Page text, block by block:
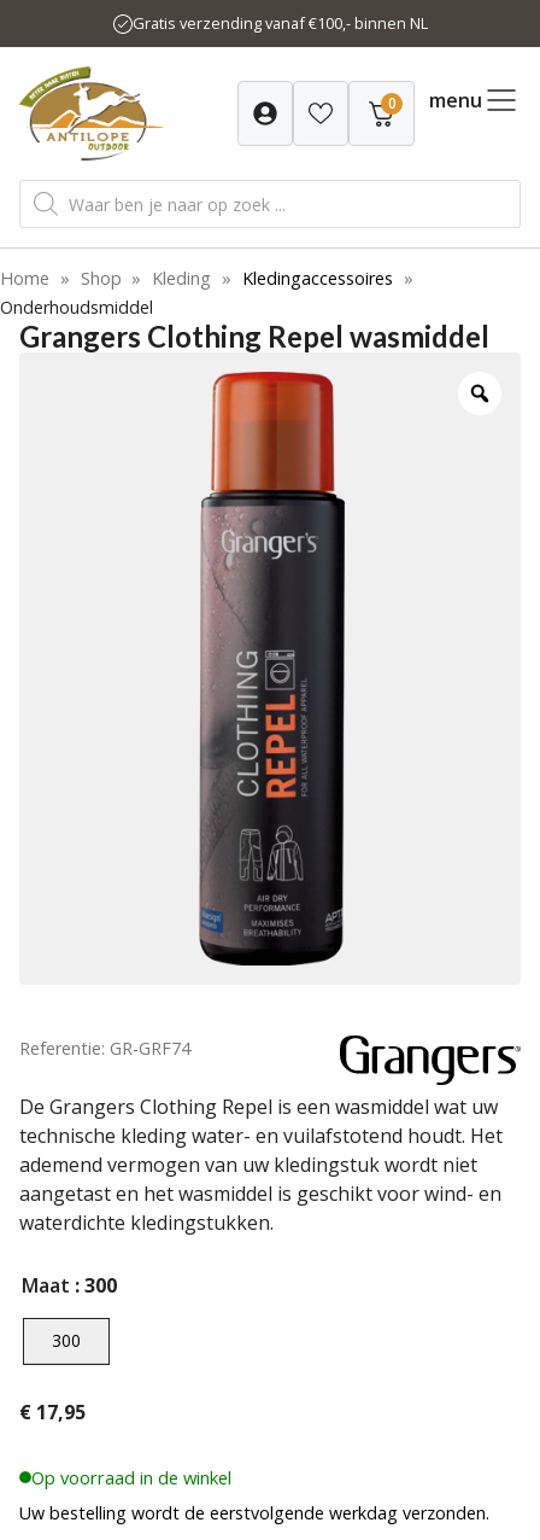
naar
inhoud
Gratis verzending vanaf €100,- binnen NL
0 menu
Producten
zoeken
Home » Shop » Kleding » Kledingaccessoires »
Onderhoudsmiddel
Grangers Clothing Repel wasmiddel
Referentie: GR-GRF74
De Grangers Clothing Repel is een wasmiddel wat uw
technische kleding water- en vuilafstotend houdt. Het
ademend vermogen van uw kledingstuk wordt niet
aangetast en het wasmiddel is geschikt voor wind- en
waterdichte kledingstukken.
Maat : 300
300
€ 17,95
Op voorraad in de winkel
Uw bestelling wordt de eerstvolgende werkdag verzonden.